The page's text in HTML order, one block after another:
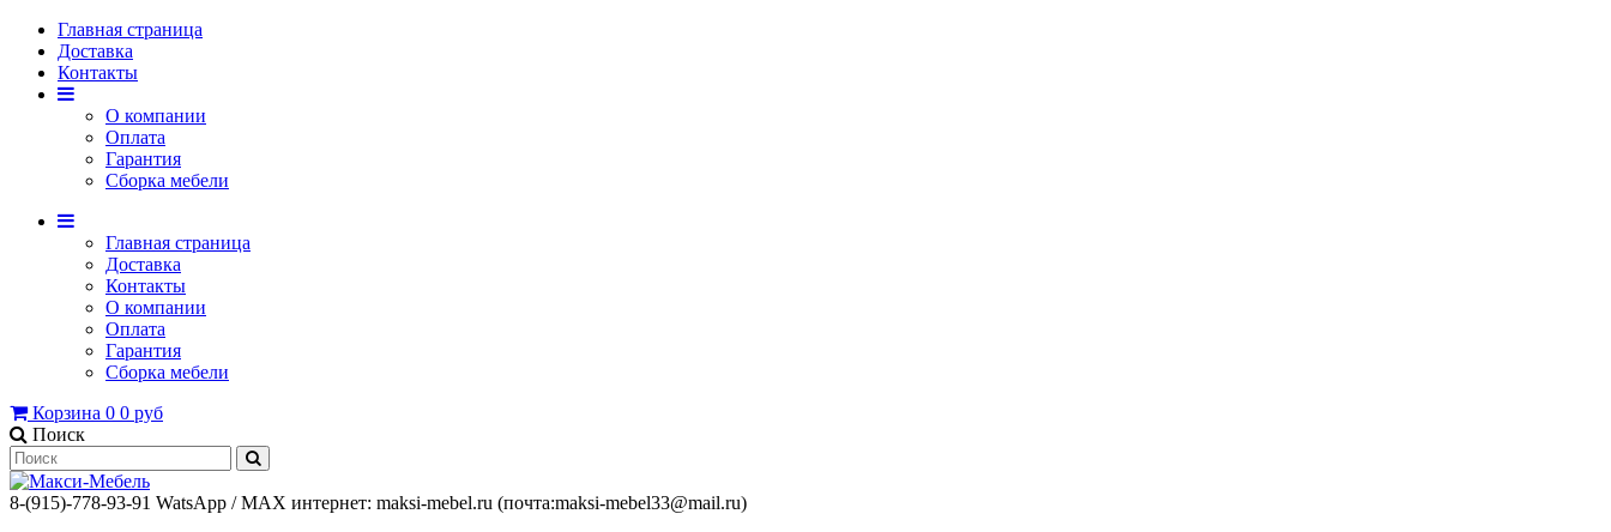
Главная страница
Доставка
Контакты
О компании
Оплата
Гарантия
Сборка мебели
Главная страница
Доставка
Контакты
О компании
Оплата
Гарантия
Сборка мебели
Корзина 0 0 руб
Поиск
8-(915)-778-93-91 WatsАpp / МАХ интернет: maksi-mebel.ru (почта:maksi-mebel33@mail.ru)